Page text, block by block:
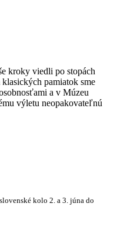
kroky viedli po stopách
pamiatok sme
a v Múzeu
výletu neopakovateľnú
kolo 2. a 3. júna do